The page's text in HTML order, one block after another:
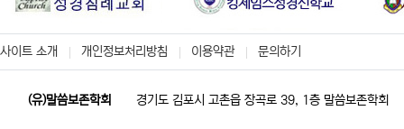
사이트 소개 개인정보처리방침 이용약관 문의하기
(유)말씀보존학회 경기도 김포시 고촌읍 장곡로 39, 1층 말씀보존학회